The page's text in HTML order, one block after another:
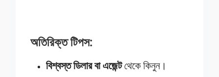
অতিরিক্ত টিপস:
বিশ্বস্ত ডিলার বা এজেন্টথেকে কিনুন।